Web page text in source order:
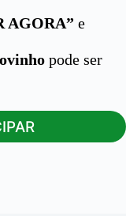
AGORA” e
pode ser